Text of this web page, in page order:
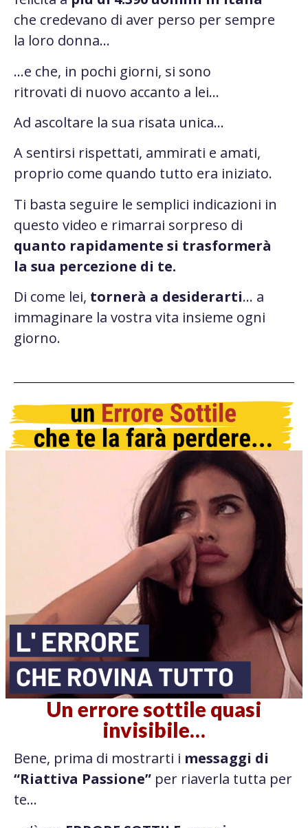
che credevano di aver perso per sempre
la loro donna…
…e che, in pochi giorni, si sono
ritrovati di nuovo accanto a lei…
Ad ascoltare la sua risata unica…
A sentirsi rispettati, ammirati e amati,
proprio come quando tutto era iniziato.
Ti basta seguire le semplici indicazioni in
questo video e rimarrai sorpreso di
quanto rapidamente si trasformerà
la sua percezione di te.
Di come lei, tornerà a desiderarti… a
immaginare la vostra vita insieme ogni
giorno.
Un errore sottile quasi
invisibile…
Bene, prima di mostrarti i messaggi di
“Riattiva Passione” per riaverla tutta per
te…